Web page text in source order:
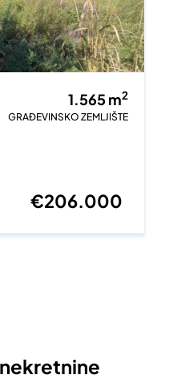
1.565m2
GRAĐEVINSKO ZEMLJIŠTE
€206.000